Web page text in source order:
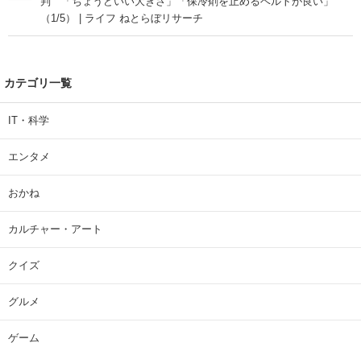
（1/5） | ライフ ねとらぼリサーチ
カテゴリ一覧
IT・科学
エンタメ
おかね
カルチャー・アート
クイズ
グルメ
ゲーム